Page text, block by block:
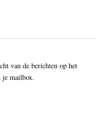
van de berichten op het
je mailbox.